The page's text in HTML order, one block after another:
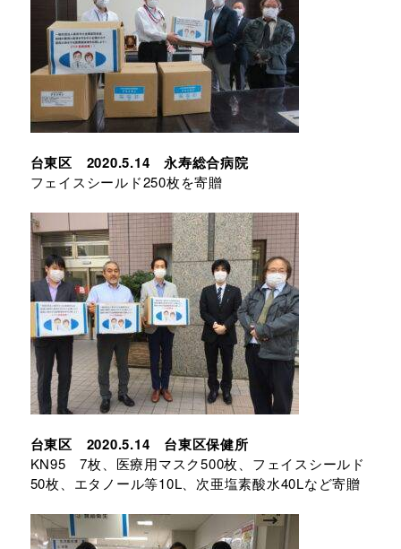
台東区 2020.5.14 永寿総合病院
フェイスシールド250枚を寄贈
台東区 2020.5.14 台東区保健所
KN95 7枚、医療用マスク500枚、フェイスシールド
50枚、エタノール等10L、次亜塩素酸水40Lなど寄贈